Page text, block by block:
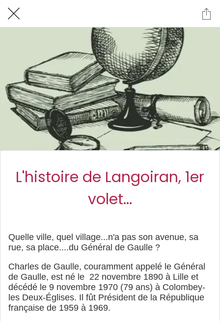
L'histoire de Langoiran, 1er
volet...
Quelle ville, quel village...n'a pas son avenue, sa
rue, sa place....du Général de Gaulle ?
Charles de Gaulle, couramment appelé le Général
de Gaulle, est né le 22 novembre 1890 à Lille et
décédé le 9 novembre 1970 (79 ans) à Colombey-
les Deux-Églises. Il fût Président de la République
française de 1959 à 1969.